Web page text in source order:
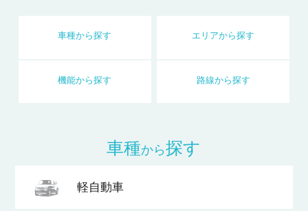
車種から探す エリアから探す
機能から探す 路線から探す
車種から探す
軽自動車